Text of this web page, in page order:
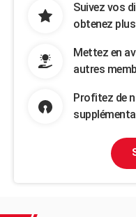
Suivez vos
obtenez
Mettez en
autres
Profitez de